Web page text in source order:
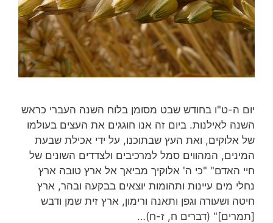
יום ה-ט"ו בחודש שבט מסומן בלוח השנה העברי כראש
השנה לאילנות. ביום זה אנו חוגגים את העצים בעולמו
של אלוקים, ואת העץ שבתוכנו, על ידי אכילת שבעת
המינים, המהווים סמל למרכיבים ולצדדים השונים של
חיי האדם" "כי ה' אלוקיך מביאך אל ארץ טובה ארץ
נחלי מים עיינות ותהומות יוצאים בבקעה ובהר, ארץ
חיטה ושעורה וגפן ותאנה ורימון, ארץ זית שמן ודבש
[תמרים]" (דברים ח, ז-ח)…